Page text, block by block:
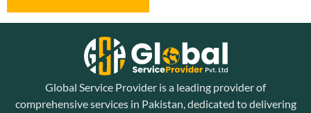
Global Service Provider is a leading provider of
comprehensive services in Pakistan, dedicated to delivering